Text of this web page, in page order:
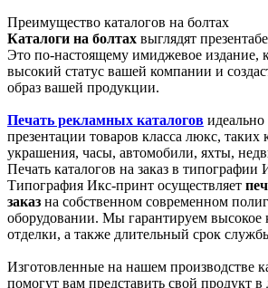
Преимущество каталогов на болтах
Каталоги на болтах выглядят
Это по-настоящему имиджевое издание,
высокий статус вашей компании и
образ вашей продукции.
Печать рекламных каталогов
презентации товаров класса люкс,
украшения, часы, автомобили, яхты,
Печать каталогов на заказ в типографии
Типография Икс-принт осуществляет
заказ на собственном современном
оборудовании. Мы гарантируем высокое
отделки, а также длительный срок
Изготовленные на нашем производстве
помогут вам представить свой продукт в